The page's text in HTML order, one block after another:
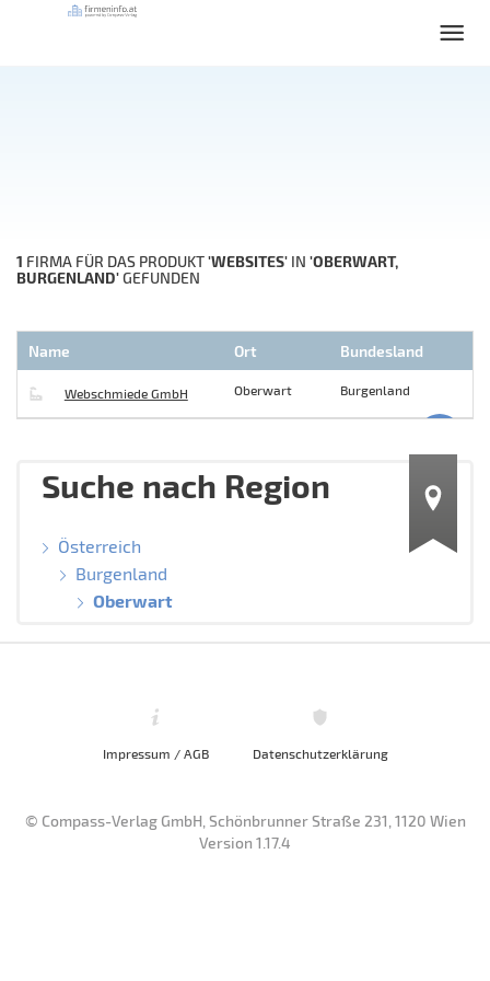
1 FIRMA FÜR DAS PRODUKT'WEBSITES' IN 'OBERWART,
BURGENLAND'GEFUNDEN
Name Ort Bundesland
Webschmiede GmbH Oberwart Burgenland
Suche nach Region
Österreich
Burgenland
Oberwart
Impressum / AGB Datenschutzerklärung
© Compass-Verlag GmbH, Schönbrunner Straße 231, 1120 Wien
Version 1.17.4